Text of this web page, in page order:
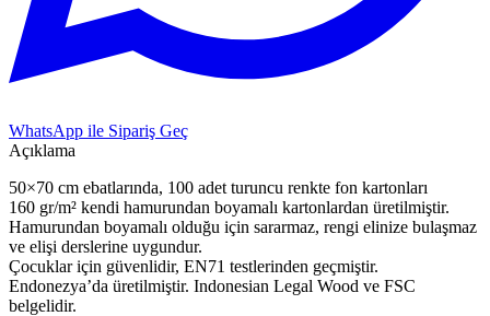
WhatsApp ile Sipariş Geç
Açıklama
50×70 cm ebatlarında, 100 adet turuncu renkte fon kartonları
160 gr/m² kendi hamurundan boyamalı kartonlardan üretilmiştir.
Hamurundan boyamalı olduğu için sararmaz, rengi elinize bulaşmaz
ve elişi derslerine uygundur.
Çocuklar için güvenlidir, EN71 testlerinden geçmiştir.
Endonezya’da üretilmiştir. Indonesian Legal Wood ve FSC
belgelidir.